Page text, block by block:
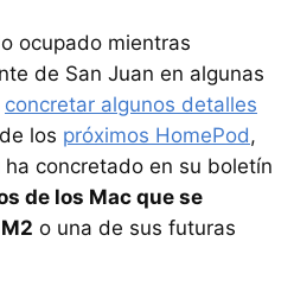
ocupado mientras
de San Juan en algunas
concretar algunos detalles
los próximos HomePod,
concretado en su boletín
de los Mac que se
o una de sus futuras